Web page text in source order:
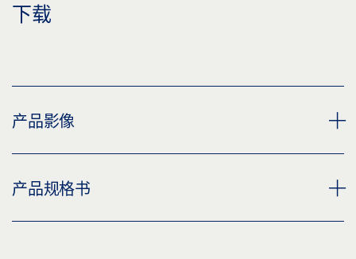
下载
产品影像
机械接触式开关 带反馈接触器 用于双扇门, IQ LOCK C DL
产品规格书